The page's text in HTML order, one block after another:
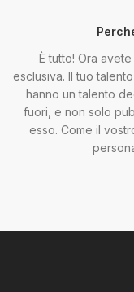
È tutto! Ora
esclusiva. Il tuo
hanno un talento
fuori, e non solo
esso. Come il